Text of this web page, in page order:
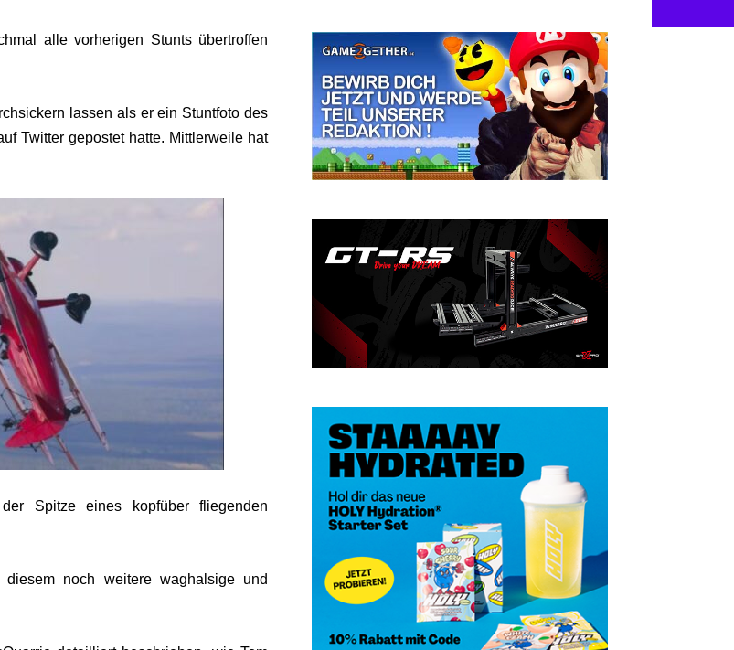
alle vorherigen Stunts übertroffen
lassen als er ein Stuntfoto des
Twitter gepostet hatte. Mittlerweile hat
Spitze eines kopfüber fliegenden
noch weitere waghalsige und